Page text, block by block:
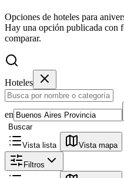
Opciones de hoteles para
Hay una opción publicada con
comparar.
Hoteles
en
Buscar
Vista lista Vista mapa
Filtros